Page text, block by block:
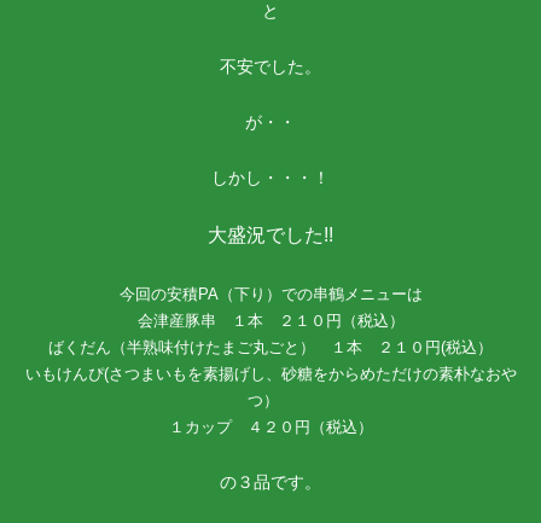
と
不安でした。
が・・
しかし・・・！
大盛況でした!!
今回の安積PA（下り）での串鶴メニューは
会津産豚串 １本 ２１０円（税込）
ばくだん（半熟味付けたまご丸ごと） １本 ２１０円(税込）
いもけんぴ(さつまいもを素揚げし、砂糖をからめただけの素朴なおや
つ）
１カップ ４２０円（税込）
の３品です。